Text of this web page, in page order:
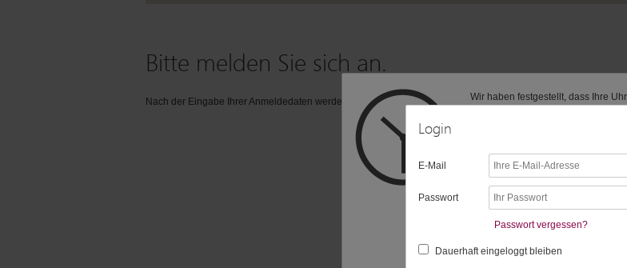
Login
E-Mail
Passwort
Passwort vergessen?
Dauerhaft eingeloggt bleiben
Bitte melden Sie sich an.
Nach der Eingabe Ihrer Anmeldedaten werden Sie zur gewünschten Seite weitergeleitet.Wir haben festgestellt, dass Ihre
Vielleicht ist Ihre Computer-Uhr
Folgende Zeitzonen haben wir als
bestimmt:
Passende Zeitzonen
Ist Ihre Zeitzone nicht aufgeführt?